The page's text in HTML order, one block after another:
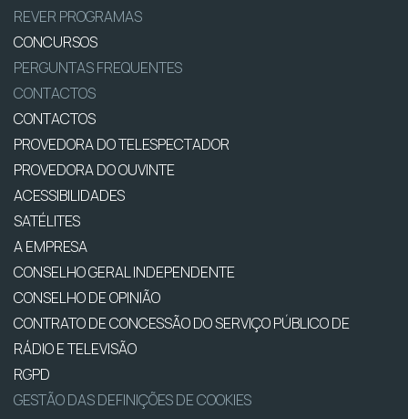
REVER PROGRAMAS
CONCURSOS
PERGUNTAS FREQUENTES
CONTACTOS
CONTACTOS
PROVEDORA DO TELESPECTADOR
PROVEDORA DO OUVINTE
ACESSIBILIDADES
SATÉLITES
A EMPRESA
CONSELHO GERAL INDEPENDENTE
CONSELHO DE OPINIÃO
CONTRATO DE CONCESSÃO DO SERVIÇO PÚBLICO DE
RÁDIO E TELEVISÃO
RGPD
GESTÃO DAS DEFINIÇÕES DE COOKIES